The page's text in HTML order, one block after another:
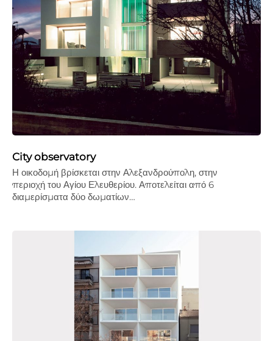
City observatory
Η οικοδομή βρίσκεται στην Αλεξανδρούπολη, στην
περιοχή του Αγίου Ελευθερίου. Αποτελείται από 6
διαμερίσματα δύο δωματίων…